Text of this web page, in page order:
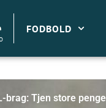
FODBOLD
brag: Tjen store penge